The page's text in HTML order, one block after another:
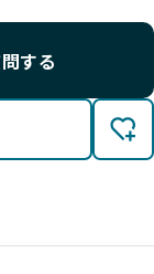
する